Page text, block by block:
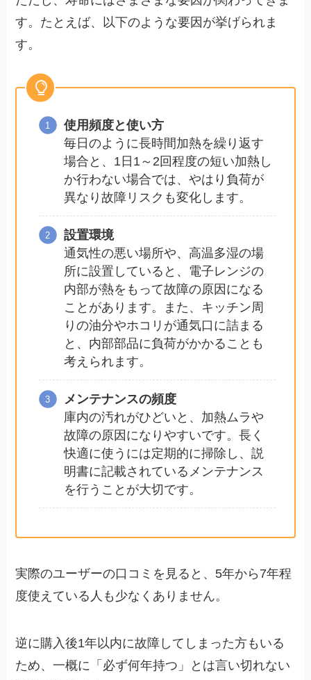
す。たとえば、以下のような要因が挙げられま
す。
使用頻度と使い方
毎日のように長時間加熱を繰り返す
場合と、1日1～2回程度の短い加熱し
か行わない場合では、やはり負荷が
異なり故障リスクも変化します。
設置環境
通気性の悪い場所や、高温多湿の場
所に設置していると、電子レンジの
内部が熱をもって故障の原因になる
ことがあります。また、キッチン周
りの油分やホコリが通気口に詰まる
と、内部部品に負荷がかかることも
考えられます。
メンテナンスの頻度
庫内の汚れがひどいと、加熱ムラや
故障の原因になりやすいです。長く
快適に使うには定期的に掃除し、説
明書に記載されているメンテナンス
を行うことが大切です。
実際のユーザーの口コミを見ると、5年から7年程
度使えている人も少なくありません。
逆に購入後1年以内に故障してしまった方もいる
ため、一概に「必ず何年持つ」とは言い切れない